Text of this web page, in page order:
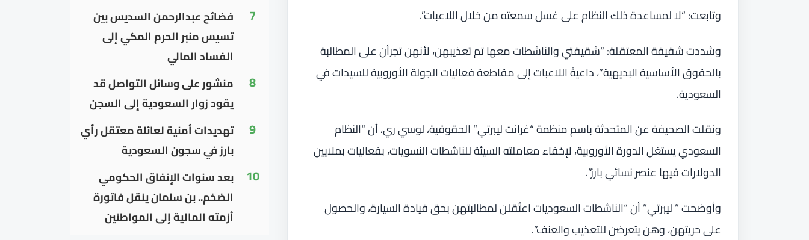
وتابعت: “لا لمساعدة ذلك النظام على غسل سمعته من خلال اللاعبات”.
وشددت شقيقة المعتقلة: “شقيقتي والناشطات معها تم تعذيبهن، لأنهن تجرأن على المطالبة
بالحقوق الأساسية البديهية”، داعيةً اللاعبات إلى مقاطعة فعاليات الجولة الأوروبية للسيدات في
السعودية.
ونقلت الصحيفة عن المتحدثة باسم منظمة “غرانت ليبرتي” الحقوقية، لوسي ري، أن “النظام
السعودي يستغل الدورة الأوروبية، لإخفاء معاملته السيئة للناشطات النسويات، بفعاليات بملايين
الدولارات فيها عنصر نسائي بارز”.
وأوضحت ” ليبرتي” أن “الناشطات السعوديات اعتُقلن لمطالبتهن بحق قيادة السيارة، والحصول
على حريتهن، وهن يتعرضن للتعذيب والعنف”.
7
فضائح عبدالرحمن السديس بين
تسيس منبر الحرم المكي إلى
الفساد المالي
8
منشور على وسائل التواصل قد
يقود زوار السعودية إلى السجن
9
تهديدات أمنية لعائلة معتقل رأي
بارز في سجون السعودية
10
بعد سنوات الإنفاق الحكومي
الضخم.. بن سلمان ينقل فاتورة
أزمته المالية إلى المواطنين